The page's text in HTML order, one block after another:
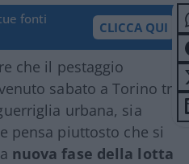
fonti
CLICCA QUI
che il pestaggio
sabato a Torino tra
urbana, sia
pensa piuttosto che si
nuova fase della lotta